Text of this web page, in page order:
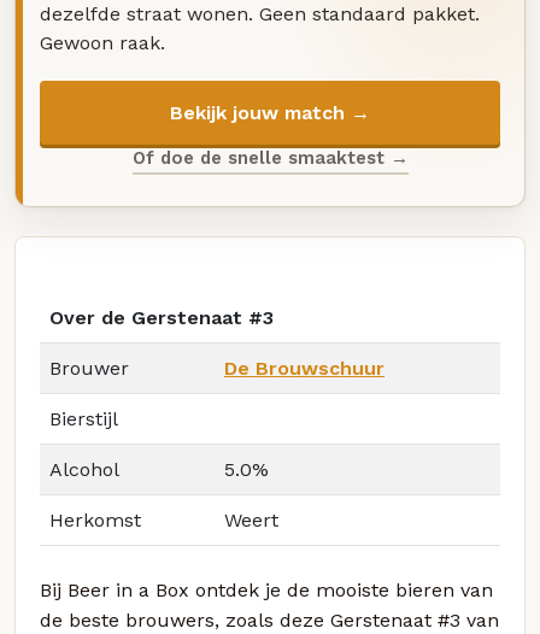
dezelfde straat wonen. Geen standaard pakket.
Gewoon raak.
Bekijk jouw match →
Of doe de snelle smaaktest →
Over de Gerstenaat #3
Brouwer De Brouwschuur
Bierstijl
Alcohol 5.0%
Herkomst Weert
Bij Beer in a Box ontdek je de mooiste bieren van
de beste brouwers, zoals deze Gerstenaat #3 van